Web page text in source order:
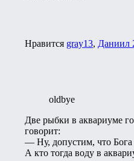
Нравится gray13, Даниил
oldbye
Две рыбки в аквариуме
говорит:
— Ну, допустим, что
А кто тогда воду в